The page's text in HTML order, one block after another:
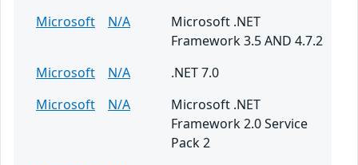
Microsoft
N/A
Microsoft .NET
Framework 3.5 AND 4.7.2
Microsoft
N/A
.NET 7.0
Microsoft
N/A
Microsoft .NET
Framework 2.0 Service
Pack 2